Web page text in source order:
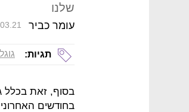
שלנו
עומר כביר
תגיות: גוגל
בסוף, זאת בכלל
בחודשים